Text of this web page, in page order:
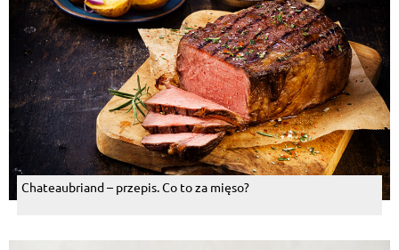
Chateaubriand – przepis. Co to za mięso?